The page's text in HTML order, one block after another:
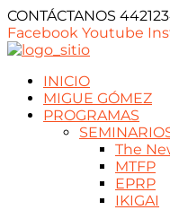
CONTÁCTANOS
Facebook Youtube
INICIO
MIGUE GÓMEZ
PROGRAMAS
The
MTFP
EPRP
IKIGAI